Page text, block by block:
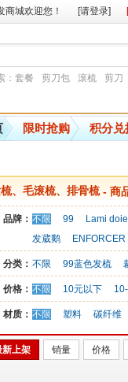
商城欢迎您！ [请登录]
： 套餐 剪刀包 滚梳 剪刀
限时抢购 积分兑
115元
卷发造型 超值套餐
、毛滚梳、排骨梳- 商
品牌： 不限 99
Lami doie
发葳鹅
ENFORCER
分类： 不限 99蓝色发梳
价格： 不限 10元以下
材质： 不限 塑料 碳纤维
新上架 销量 价格